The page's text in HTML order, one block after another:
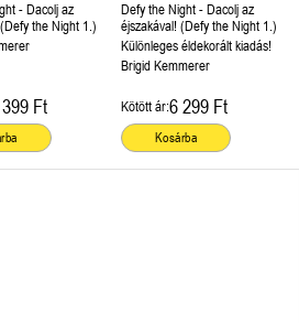
- Dacolj az
the Night 1.)
Ft
Defy the Night - Dacolj az
éjszakával! (Defy the Night 1.)
Különleges éldekorált kiadás!
Brigid Kemmerer
Kötött ár:6 299 Ft
Kosárba